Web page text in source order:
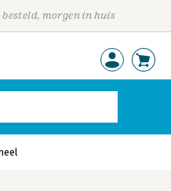
morgen in huis